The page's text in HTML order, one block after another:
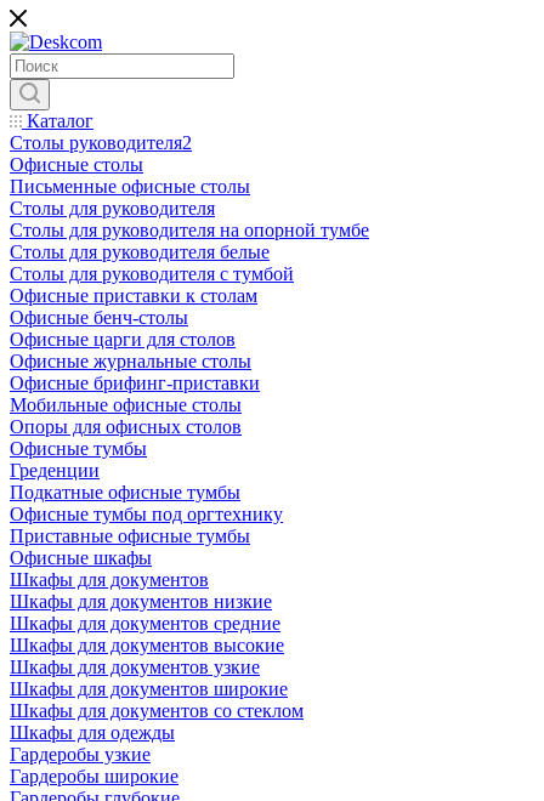
Каталог
Столы руководителя2
Офисные столы
Письменные офисные столы
Столы для руководителя
Столы для руководителя на опорной тумбе
Столы для руководителя белые
Столы для руководителя с тумбой
Офисные приставки к столам
Офисные бенч-столы
Офисные царги для столов
Офисные журнальные столы
Офисные брифинг-приставки
Мобильные офисные столы
Опоры для офисных столов
Офисные тумбы
Греденции
Подкатные офисные тумбы
Офисные тумбы под оргтехнику
Приставные офисные тумбы
Офисные шкафы
Шкафы для документов
Шкафы для документов низкие
Шкафы для документов средние
Шкафы для документов высокие
Шкафы для документов узкие
Шкафы для документов широкие
Шкафы для документов со стеклом
Шкафы для одежды
Гардеробы узкие
Гардеробы широкие